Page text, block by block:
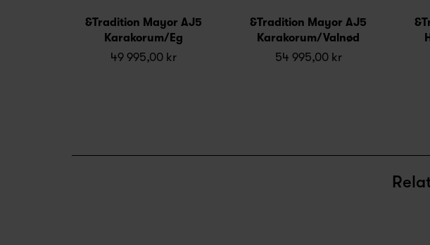
&Tradition Mayor AJ5
Karakorum/Eg
49 995,00 kr
&Tradition Mayor AJ5
Karakorum/Valnød
54 995,00 kr